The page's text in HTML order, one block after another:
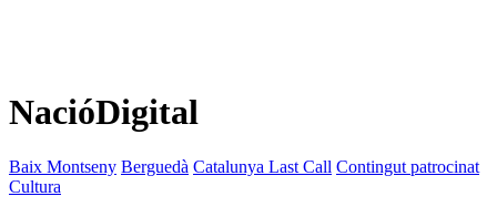
NacióDigital
Baix Montseny Berguedà Catalunya Last Call Contingut patrocinat
Cultura